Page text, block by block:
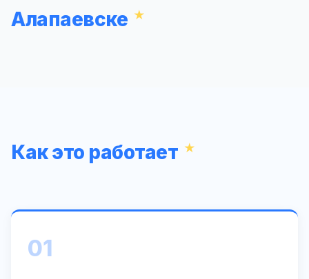
Алапаевске
Как это работает
01